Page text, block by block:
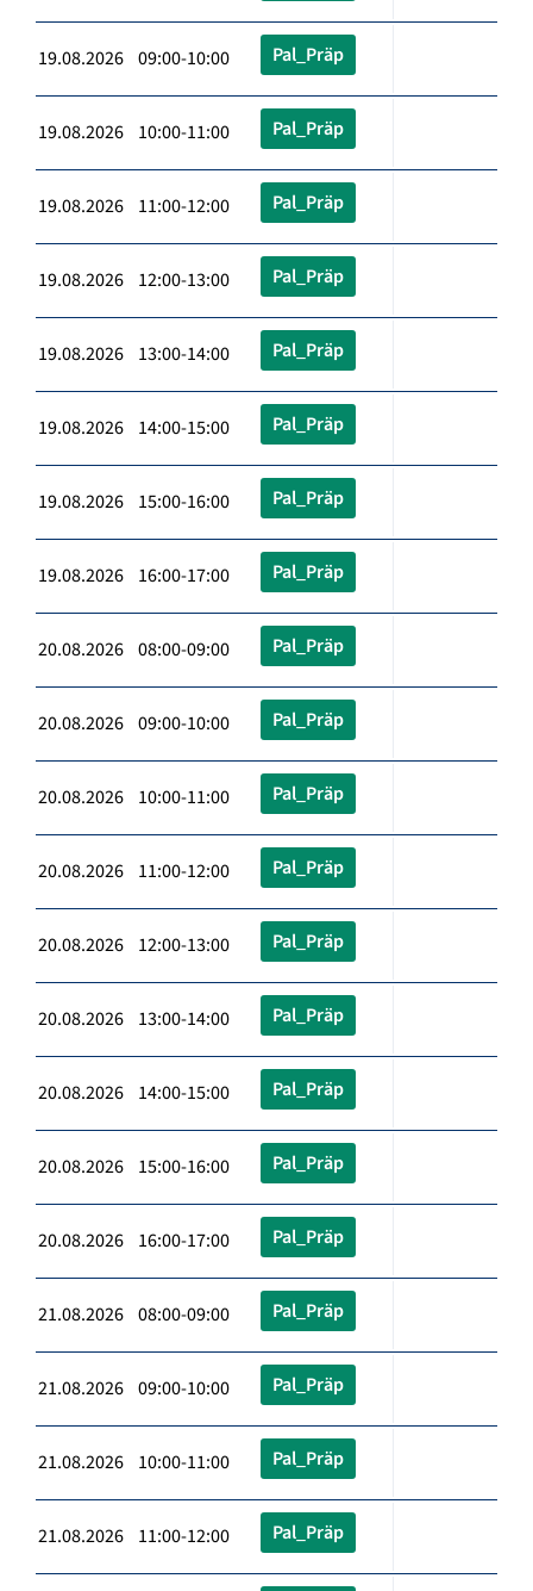
19.08.2026 09:00-10:00 Pal_Präp
19.08.2026 10:00-11:00 Pal_Präp
19.08.2026 11:00-12:00 Pal_Präp
19.08.2026 12:00-13:00 Pal_Präp
19.08.2026 13:00-14:00 Pal_Präp
19.08.2026 14:00-15:00 Pal_Präp
19.08.2026 15:00-16:00 Pal_Präp
19.08.2026 16:00-17:00 Pal_Präp
20.08.2026 08:00-09:00 Pal_Präp
20.08.2026 09:00-10:00 Pal_Präp
20.08.2026 10:00-11:00 Pal_Präp
20.08.2026 11:00-12:00 Pal_Präp
20.08.2026 12:00-13:00 Pal_Präp
20.08.2026 13:00-14:00 Pal_Präp
20.08.2026 14:00-15:00 Pal_Präp
20.08.2026 15:00-16:00 Pal_Präp
20.08.2026 16:00-17:00 Pal_Präp
21.08.2026 08:00-09:00 Pal_Präp
21.08.2026 09:00-10:00 Pal_Präp
21.08.2026 10:00-11:00 Pal_Präp
21.08.2026 11:00-12:00 Pal_Präp